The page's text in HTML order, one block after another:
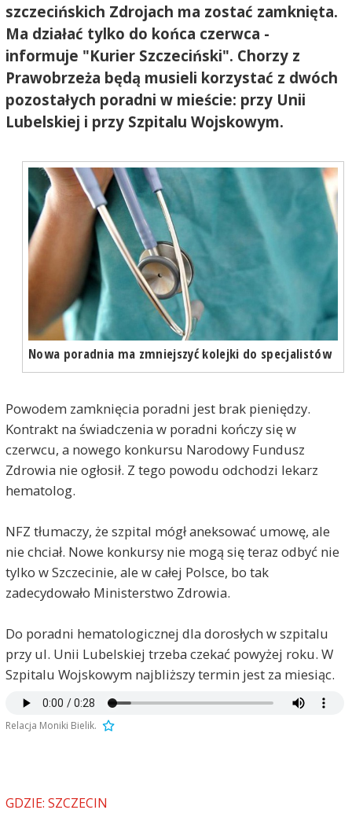
szczecińskich Zdrojach ma zostać zamknięta.
Ma działać tylko do końca czerwca -
informuje "Kurier Szczeciński". Chorzy z
Prawobrzeża będą musieli korzystać z dwóch
pozostałych poradni w mieście: przy Unii
Lubelskiej i przy Szpitalu Wojskowym.
Nowa poradnia ma zmniejszyć kolejki do specjalistów
Powodem zamknięcia poradni jest brak pieniędzy.
Kontrakt na świadczenia w poradni kończy się w
czerwcu, a nowego konkursu Narodowy Fundusz
Zdrowia nie ogłosił. Z tego powodu odchodzi lekarz
hematolog.
NFZ tłumaczy, że szpital mógł aneksować umowę, ale
nie chciał. Nowe konkursy nie mogą się teraz odbyć nie
tylko w Szczecinie, ale w całej Polsce, bo tak
zadecydowało Ministerstwo Zdrowia.
Do poradni hematologicznej dla dorosłych w szpitalu
przy ul. Unii Lubelskiej trzeba czekać powyżej roku. W
Szpitalu Wojskowym najbliższy termin jest za miesiąc.
Relacja Moniki Bielik.
GDZIE: SZCZECINW sprostowaniu informacji opublikowanej przez